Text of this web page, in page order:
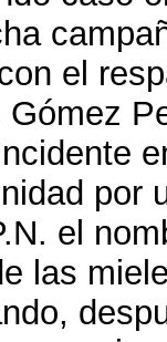
el
Gómez
por
el
las